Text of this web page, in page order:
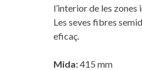
l’interior de les zones
Les seves fibres
eficaç.
Mida:415 mm